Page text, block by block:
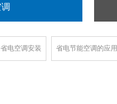
电空调安装 省电节能空调的应用